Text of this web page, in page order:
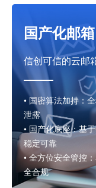
国产化邮箱
信创可信的云邮
• 国密算法加持：
泄露
• 国产化底座：基
稳定可靠
• 全方位安全管控
全合规